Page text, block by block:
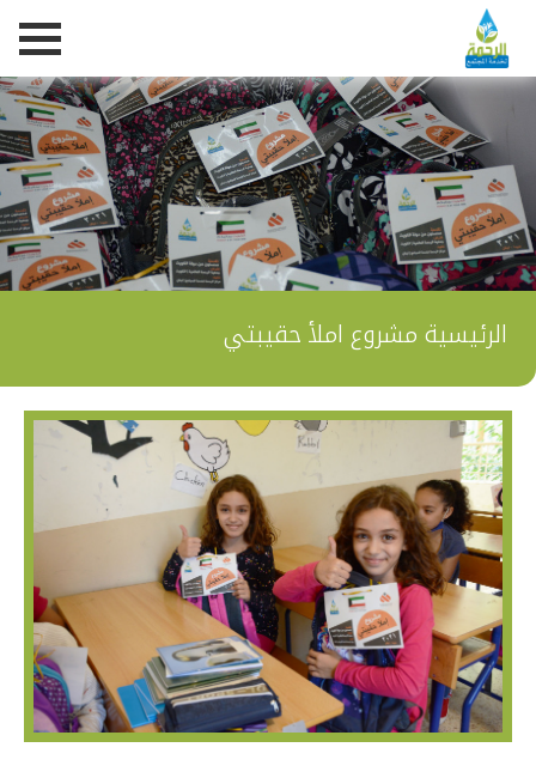
الرئيسية مشروع املأ حقيبتي